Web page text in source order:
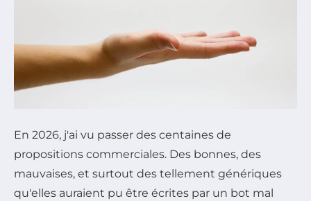
En 2026, j'ai vu passer des centaines de
propositions commerciales. Des bonnes, des
mauvaises, et surtout des tellement génériques
qu'elles auraient pu être écrites par un bot mal